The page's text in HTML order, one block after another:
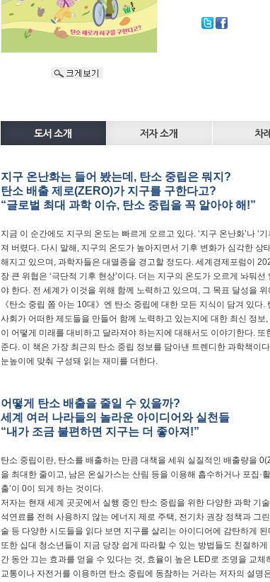
지구 온난화는 들어 봤는데, 탄소 중립은 뭐지?
탄소 배출 제로(ZERO)가 지구를 구한다고?
“글로벌 최대 과학 이슈, 탄소 중립을 꼭 알아야 해!”
지금 이 순간에도 지구의 온도는 빠르게 오르고 있다. ‘지구 온난화’나 ‘
져 버렸다. 다시 말해, 지구의 온도가 높아지면서 기후 변화가 심각한
해지고 있으며, 과학자들은 대멸종을 경고할 정도다. 세계경제포럼이
장 큰 위협은 ‘극단적 기후 현상’이다. 더는 지구의 온도가 오르게 놔둬
야 한다. 전 세계가 이것을 위해 함께 노력하고 있으며, 그 목표 달성을
《탄소 중립 쫌 아는 10대》엔 탄소 중립에 대한 모든 지식이 담겨 있
사회가 어떠한 제도들을 만들어 함께 노력하고 있는지에 대한 최신 정
이 어떻게 미래를 대비하고 달라져야 하는지에 대해서도 이야기한다.
준다. 이 책은 가장 최근의 탄소 중립 정보를 담아낸 트렌디한 과학책이
눈높이에 맞춰 구성돼 읽는 재미를 더한다.
어떻게 탄소 배출을 줄일 수 있을까?
세계 여러 나라들의 놀라운 아이디어와 실천들
“내가 조금 불편하면 지구는 더 좋아져!”
탄소 중립이란, 탄소를 배출하는 만큼 대책을 세워 실질적인 배출량을
을 최대한 줄이고, 남은 온실가스는 산림 등을 이용해 흡수하거나 포집·
출’이 0이 되게 하는 것이다.
저자는 현재 세계 곳곳에서 실행 중인 탄소 중립을 위한 다양한 과학 기
석연료를 전혀 사용하지 않는 에너지 제로 주택, 전기차 권장 정책과 그
술 등 다양한 시도들을 읽다 보면 지구를 살리는 아이디어에 감탄하게 된
또한 십대 청소년들이 지금 당장 쉽게 따라할 수 있는 방법들도 친절하
간 동안 끄는 효과를 얻을 수 있다는 것, 효율이 높은 LED로 조명을 교
교통이나 자전거를 이용하면 탄소 중립에 동참하는 거라는 저자의 설